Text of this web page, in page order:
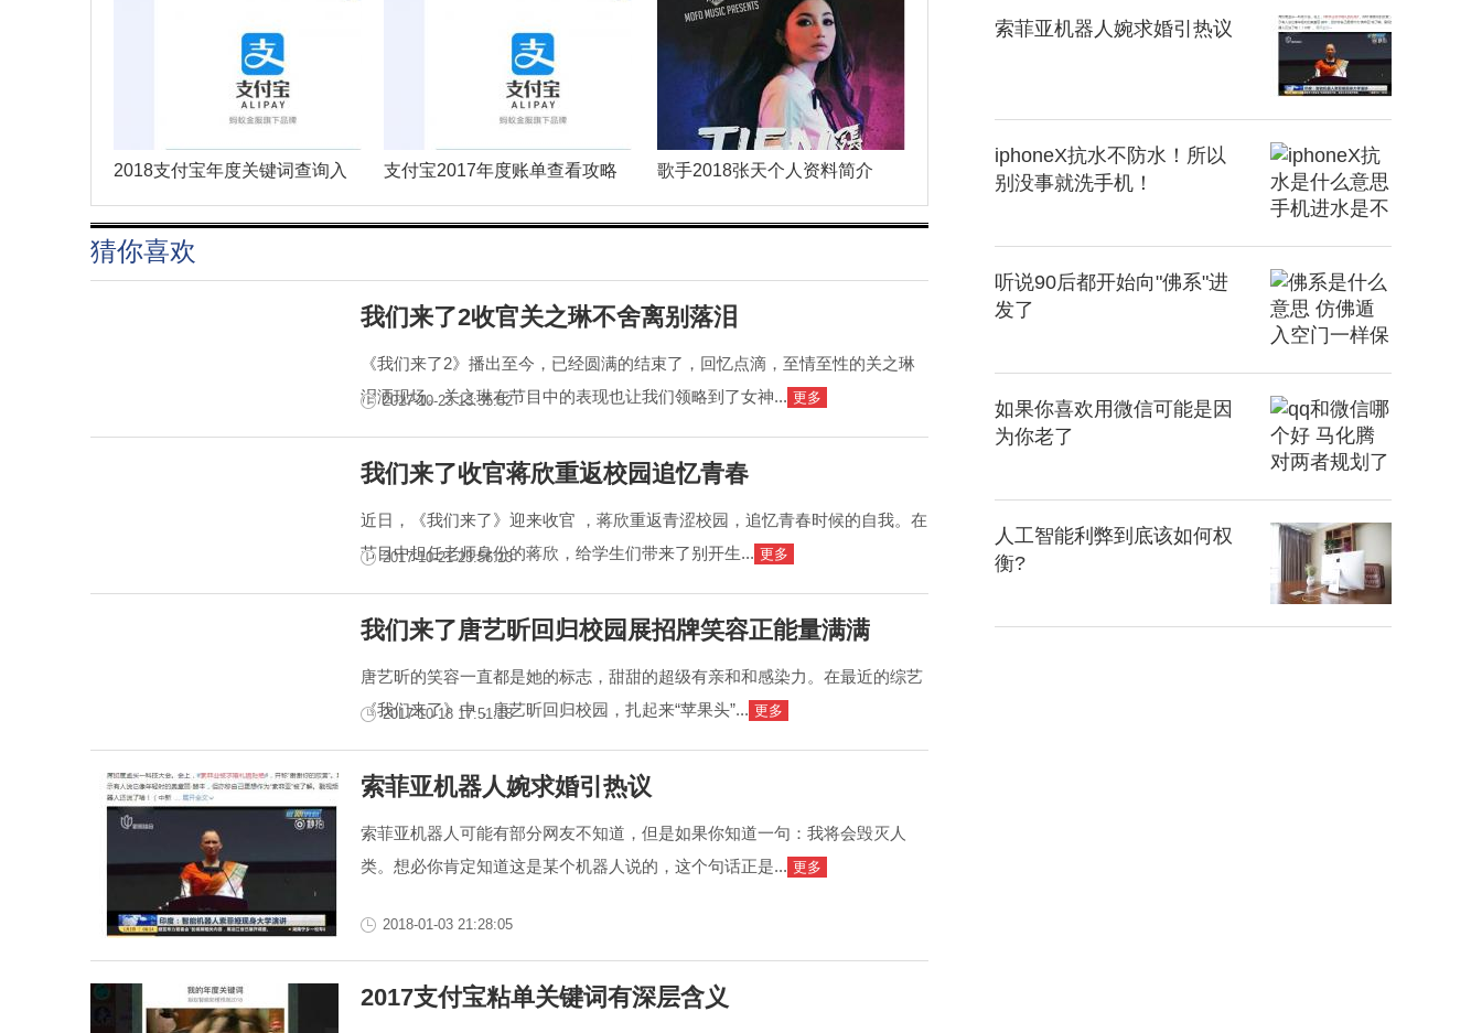
2018支付宝年度关键词查询入
口
支付宝2017年度账单查看攻略
早
歌手2018张天个人资料简介
猜你喜欢
我们来了2收官关之琳不舍离别落泪
《我们来了2》播出至今，已经圆满的结束了，回忆点滴，至情至性的关之琳
泪洒现场。关之琳在节目中的表现也让我们领略到了女神... 更多
2017-10-23 13:55:52
我们来了收官蒋欣重返校园追忆青春
近日，《我们来了》迎来收官 ，蒋欣重返青涩校园，追忆青春时候的自我。在
节目中担任老师身份的蒋欣，给学生们带来了别开生... 更多
2017-10-21 23:56:13
我们来了唐艺昕回归校园展招牌笑容正能量满满
唐艺昕的笑容一直都是她的标志，甜甜的超级有亲和和感染力。在最近的综艺
《我们来了》中，唐艺昕回归校园，扎起来“苹果头”... 更多
2017-10-18 17:51:18
索菲亚机器人婉求婚引热议
索菲亚机器人可能有部分网友不知道，但是如果你知道一句：我将会毁灭人
类。想必你肯定知道这是某个机器人说的，这个句话正是... 更多
2018-01-03 21:28:05
2017支付宝粘单关键词有深层含义
索菲亚机器人婉求婚引热议
iphoneX抗水不防水！所以
别没事就洗手机！
听说90后都开始向"佛系"进
发了
如果你喜欢用微信可能是因
为你老了
人工智能利弊到底该如何权
衡?